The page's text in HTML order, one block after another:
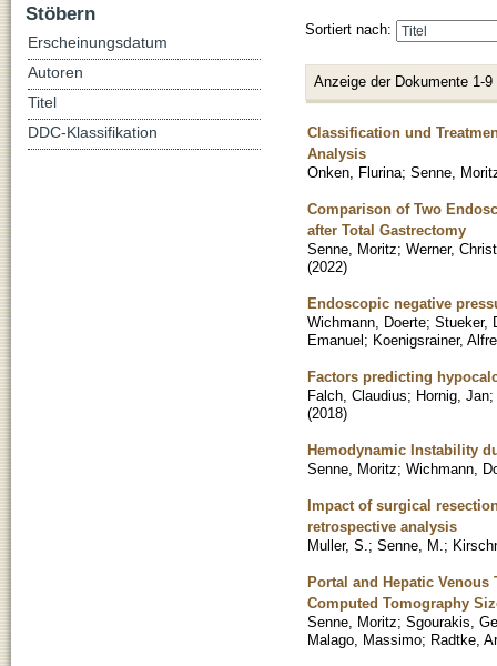
Sortiert nach:
Anzeige der Dokumente 1-9
Classification und
Analysis
Onken, Flurina; Senne,
Comparison of Two
after Total Gastrectomy
Senne, Moritz; Werner,
(2022)
Endoscopic negative
Wichmann, Doerte; Stueker,
Emanuel; Koenigsrainer,
Factors predicting
Falch, Claudius; Hornig, Jan;
(2018)
Hemodynamic Instability
Senne, Moritz; Wichmann,
Impact of surgical
retrospective analysis
Muller, S. ; Senne, M. ;
Portal and Hepatic
Computed Tomography
Senne, Moritz; Sgourakis,
Malago, Massimo; Radtke,
Stöbern
Erscheinungsdatum
Autoren
Titel
DDC-Klassifikation